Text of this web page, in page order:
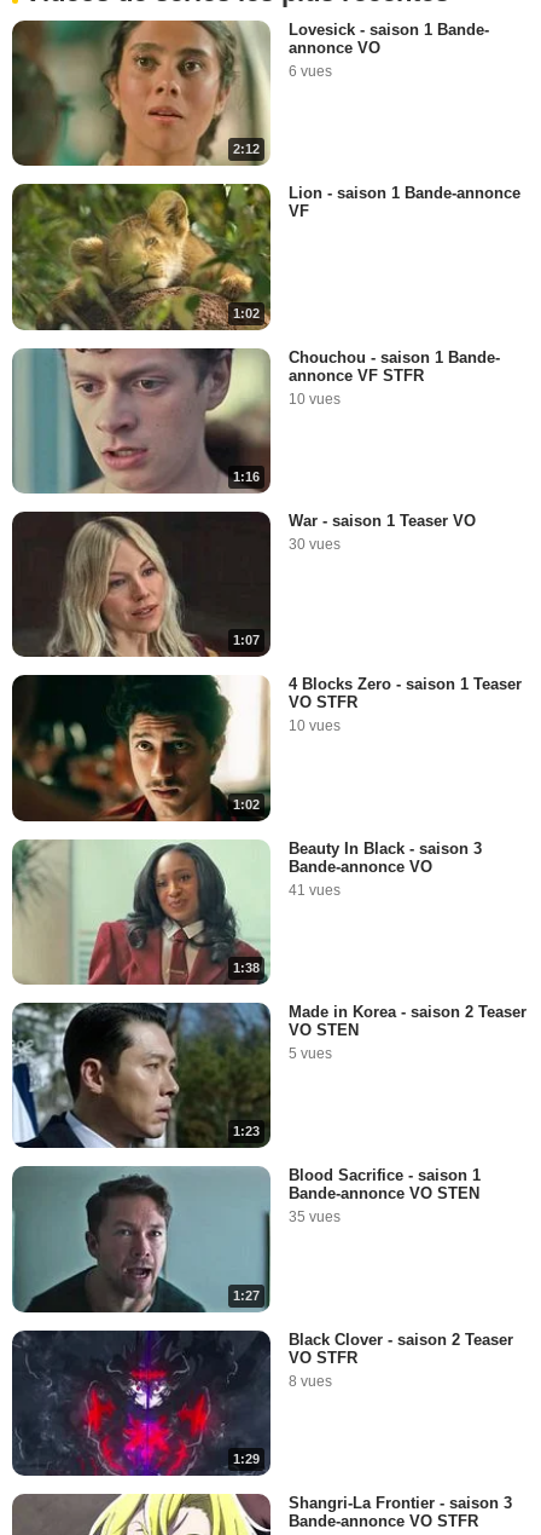
2:12
Lovesick - saison 1 Bande-
annonce VO
6 vues
1:02
Lion - saison 1 Bande-annonce
VF
1:16
Chouchou - saison 1 Bande-
annonce VF STFR
10 vues
1:07
War - saison 1 Teaser VO
30 vues
1:02
4 Blocks Zero - saison 1 Teaser
VO STFR
10 vues
1:38
Beauty In Black - saison 3
Bande-annonce VO
41 vues
1:23
Made in Korea - saison 2 Teaser
VO STEN
5 vues
1:27
Blood Sacrifice - saison 1
Bande-annonce VO STEN
35 vues
1:29
Black Clover - saison 2 Teaser
VO STFR
8 vues
Shangri-La Frontier - saison 3
Bande-annonce VO STFR